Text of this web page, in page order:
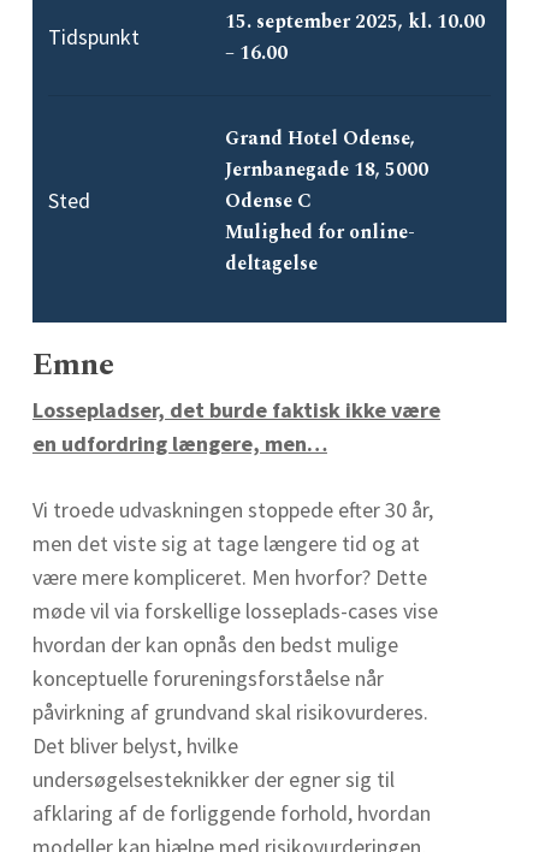
Tidspunkt
15. september 2025, kl. 10.00
– 16.00
Sted
Grand Hotel Odense,
Jernbanegade 18, 5000
Odense C
Mulighed for online-
deltagelse
Emne
Lossepladser, det burde faktisk ikke være
en udfordring længere, men…
Vi troede udvaskningen stoppede efter 30 år,
men det viste sig at tage længere tid og at
være mere kompliceret. Men hvorfor? Dette
møde vil via forskellige losseplads-cases vise
hvordan der kan opnås den bedst mulige
konceptuelle forureningsforståelse når
påvirkning af grundvand skal risikovurderes.
Det bliver belyst, hvilke
undersøgelsesteknikker der egner sig til
afklaring af de forliggende forhold, hvordan
modeller kan hjælpe med risikovurderingen,